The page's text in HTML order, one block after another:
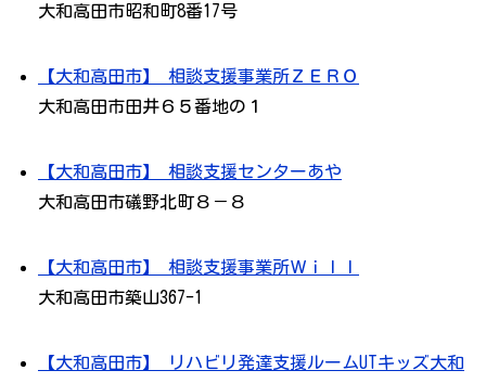
大和高田市昭和町8番17号
【大和高田市】 相談支援事業所ＺＥＲＯ
大和高田市田井６５番地の１
【大和高田市】 相談支援センターあや
大和高田市礒野北町８－８
【大和高田市】 相談支援事業所Ｗｉｌｌ
大和高田市築山367-1
【大和高田市】 リハビリ発達支援ルームUTキッズ大和